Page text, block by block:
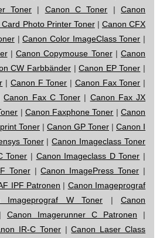
Toner | Canon C Toner |Canon
Photo Printer Toner| Canon CFX
|Canon Color ImageClass Toner |
| Canon Copymouse Toner| Canon
CW Farbbänder |Canon EP Toner |
| Canon F Toner | Canon Fax Toner |
Canon Fax C Toner | Canon Fax JX
| Canon Faxphone Toner |Canon
Toner | Canon GP Toner | Canon I
Toner|Canon Imageclass Toner
Toner | Canon Imageclass D Toner |
Toner|Canon ImagePress Toner |
IPF Patronen | Canon Imageprograf
Imageprograf W Toner | Canon
Canon Imagerunner C Patronen |
IR-C Toner|Canon Laser Class